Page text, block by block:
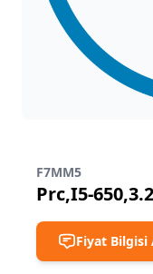
F7MM5
Prc,I5-
Fiyat Bilgisi